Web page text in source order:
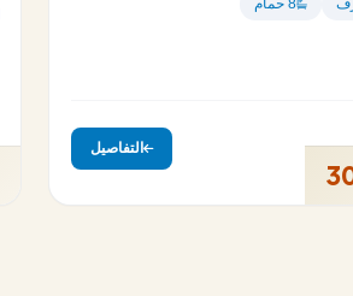
8 حمام
التفاصيل